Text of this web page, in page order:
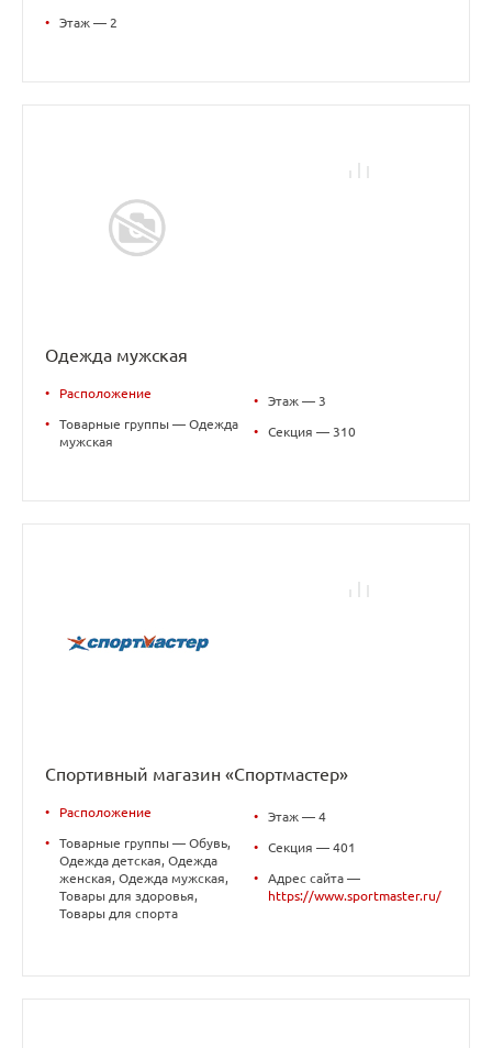
• Этаж — 2
Одежда мужская
• Расположение
•
Товарные группы — Одежда
мужская
• Этаж — 3
• Секция — 310
Спортивный магазин «Спортмастер»
• Расположение
•
Товарные группы — Обувь,
Одежда детская, Одежда
женская, Одежда мужская,
Товары для здоровья,
Товары для спорта
• Этаж — 4
• Секция — 401
•
Адрес сайта —
https://www.sportmaster.ru/